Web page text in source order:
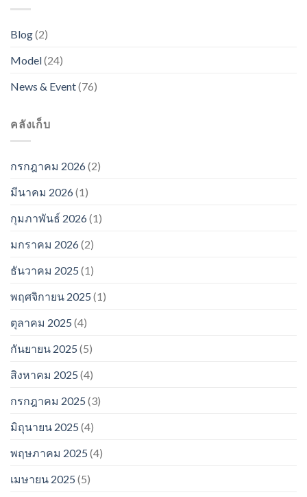
Blog(2)
Model(24)
News & Event(76)
คลังเก็บ
กรกฎาคม 2026(2)
มีนาคม 2026(1)
กุมภาพันธ์ 2026(1)
มกราคม 2026(2)
ธันวาคม 2025 (1)
พฤศจิกายน 2025 (1)
ตุลาคม 2025 (4)
กันยายน 2025 (5)
สิงหาคม 2025 (4)
กรกฎาคม 2025 (3)
มิถุนายน 2025 (4)
พฤษภาคม 2025 (4)
เมษายน 2025 (5)